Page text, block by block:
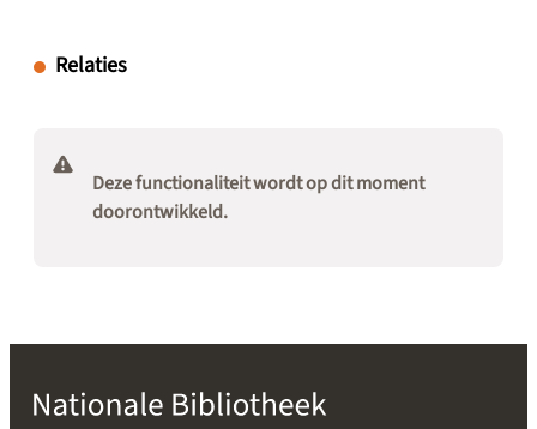
Relaties
Deze functionaliteit wordt op dit moment
doorontwikkeld.